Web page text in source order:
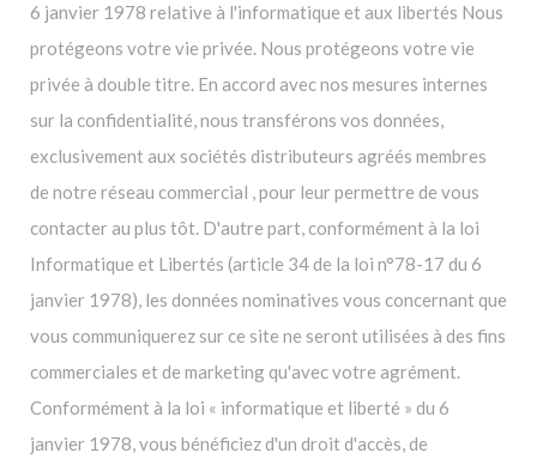
6 janvier 1978 relative à l'informatique et aux libertés Nous
protégeons votre vie privée. Nous protégeons votre vie
privée à double titre. En accord avec nos mesures internes
sur la confidentialité, nous transférons vos données,
exclusivement aux sociétés distributeurs agréés membres
de notre réseau commercial , pour leur permettre de vous
contacter au plus tôt. D'autre part, conformément à la loi
Informatique et Libertés (article 34 de la loi n°78-17 du 6
janvier 1978), les données nominatives vous concernant que
vous communiquerez sur ce site ne seront utilisées à des fins
commerciales et de marketing qu'avec votre agrément.
Conformément à la loi « informatique et liberté » du 6
janvier 1978, vous bénéficiez d'un droit d'accès, de